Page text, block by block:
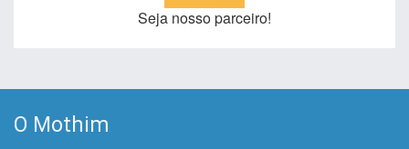
Seja nosso parceiro!
O Mothim